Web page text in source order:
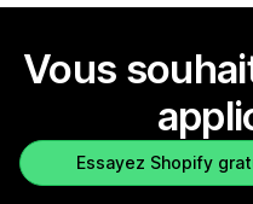
Vous
Essayez Shopify